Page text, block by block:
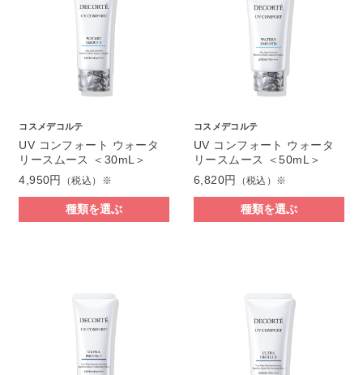
コスメデコルテ
UV コンフォート ウォータ
リースムース ＜30mL＞
4,950円
（税込）※
種類を選ぶ
コスメデコルテ
UV コンフォート ウォータ
リースムース ＜50mL＞
6,820円
（税込）※
種類を選ぶ